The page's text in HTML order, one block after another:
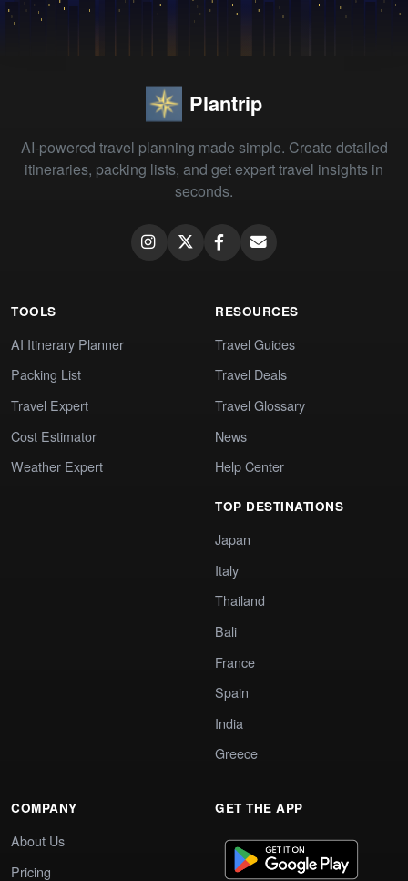
Plantrip
AI-powered travel planning made simple. Create detailed
itineraries, packing lists, and get expert travel insights in
seconds.
TOOLS
AI Itinerary Planner
Packing List
Travel Expert
Cost Estimator
Weather Expert
RESOURCES
Travel Guides
Travel Deals
Travel Glossary
News
Help Center
TOP DESTINATIONS
Japan
Italy
Thailand
Bali
France
Spain
India
Greece
COMPANY
About Us
Pricing
GET THE APP